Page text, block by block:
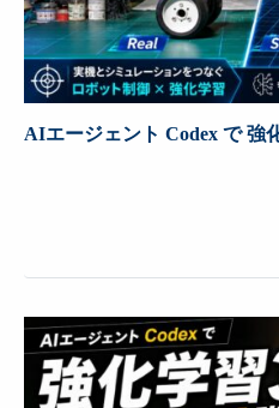
AIエージェント Codex で 強